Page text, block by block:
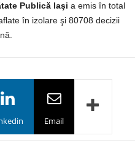
Publică Iaşi a emis în total
în izolare şi 80708 decizii
Email